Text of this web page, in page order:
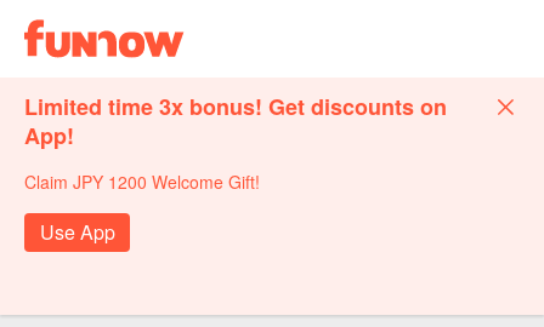
Limited time 3x bonus! Get discounts on
App!
Claim JPY 1200 Welcome Gift!
Use App